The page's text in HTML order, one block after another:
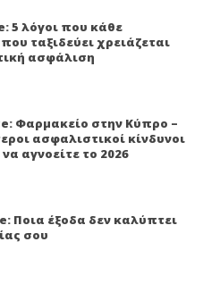
5 λόγοι που κάθε
ταξιδεύει χρειάζεται
ασφάλιση
Φαρμακείο στην Κύπρο –
ασφαλιστικοί κίνδυνοι
αγνοείτε το 2026
Ποια έξοδα δεν καλύπτει
σου